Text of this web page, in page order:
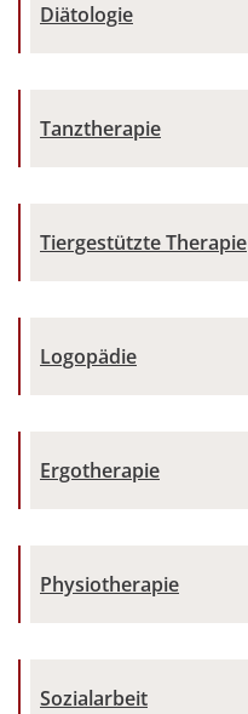
Diätologie
Tanztherapie
Tiergestützte Therapie
Logopädie
Ergotherapie
Physiotherapie
Sozialarbeit